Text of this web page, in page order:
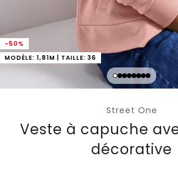
-50%
MODÈLE: 1,81M | TAILLE: 36
Street One
Veste à capuche
décorative